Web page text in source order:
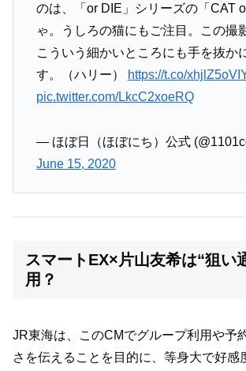
のは、「or DIE」シリーズの「CAT
ゃ。うしろの猫にもご注目。この撮
こういう細かいところにも手を抜か
す。（ハリー）
https://t.co/
pic.twitter.com/LkcC2xoeRQ
— ほぼ日（ほぼにち）公式
June 15, 2020
スマートEX×片山友希は“狙い
用？
JR東海は、このCMでグループ利用や予
さを伝えることを目的に、等身大で好感